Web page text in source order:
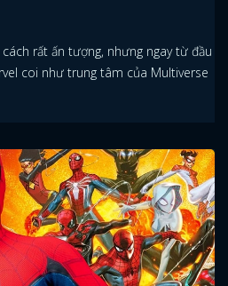
rất ấn tượng, nhưng ngay từ đầu
coi như trung tâm của Multiverse